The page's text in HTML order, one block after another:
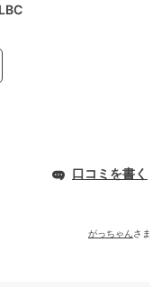
LBC
口コミを書く
がっちゃん さま